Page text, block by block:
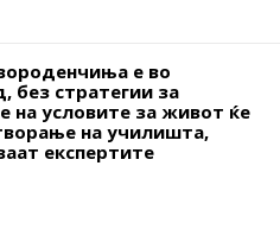
е во
без стратегии за
на условите за живот ќе
на училишта,
експертите